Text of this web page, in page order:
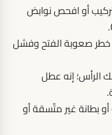
أو افحص نوابض
صعوبة الفتح وفشل
الرأس؛ إنه عطل
بطانة غير متّسقة أو